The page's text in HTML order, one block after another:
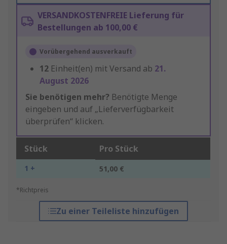
VERSANDKOSTENFREIE Lieferung für
Bestellungen ab 100,00 €
Vorübergehend ausverkauft
12 Einheit(en) mit Versand ab 21.
August 2026
Sie benötigen mehr? Benötigte Menge
eingeben und auf „Lieferverfügbarkeit
überprüfen“ klicken.
Stück Pro Stück
1 + 51,00 €
*Richtpreis
Zu einer Teileliste hinzufügen